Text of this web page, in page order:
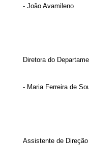
- João Avamileno
Diretora do
- Maria Ferreira de
Assistente de